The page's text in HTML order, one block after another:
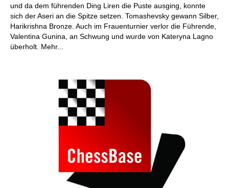
und da dem führenden Ding Liren die Puste ausging, konnte
sich der Aseri an die Spitze setzen. Tomashevsky gewann Silber,
Harikrishna Bronze. Auch im Frauenturnier verlor die Führende,
Valentina Gunina, an Schwung und wurde von Kateryna Lagno
überholt. Mehr...